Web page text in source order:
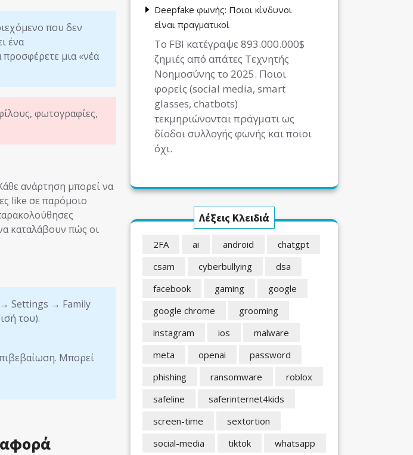
που δεν
ένα
μια «νέα
φωτογραφίες,
ανάρτηση μπορεί να
like σε παρόμοιο
καταλάβουν πώς οι
→ Settings → Family
του).
Μπορεί
Deepfake φωνής: Ποιοι κίνδυνοι
είναι πραγματικοί
Το FBI κατέγραψε 893.000.000$
ζημιές από απάτες Τεχνητής
Νοημοσύνης το 2025. Ποιοι
φορείς (social media, smart
glasses, chatbots)
τεκμηριώνονται πράγματι ως
δίοδοι συλλογής φωνής και ποιοι
όχι.
Λέξεις Κλειδιά
2FA ai android
chatgpt
csam
cyberbullying
dsa
facebook
gaming
google
google chrome
grooming
instagram
ios
malware
meta
openai
password
phishing
ransomware
roblox
safeline
saferinternet4kids
screen-time
sextortion
social-media
tiktok
whatsapp